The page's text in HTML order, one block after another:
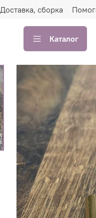
Доставка, сборка
Каталог